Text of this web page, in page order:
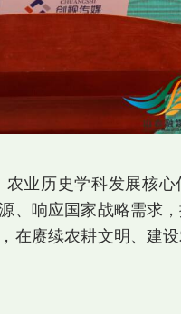
业历史学科发展核
、响应国家战略需求
在赓续农耕文明、建